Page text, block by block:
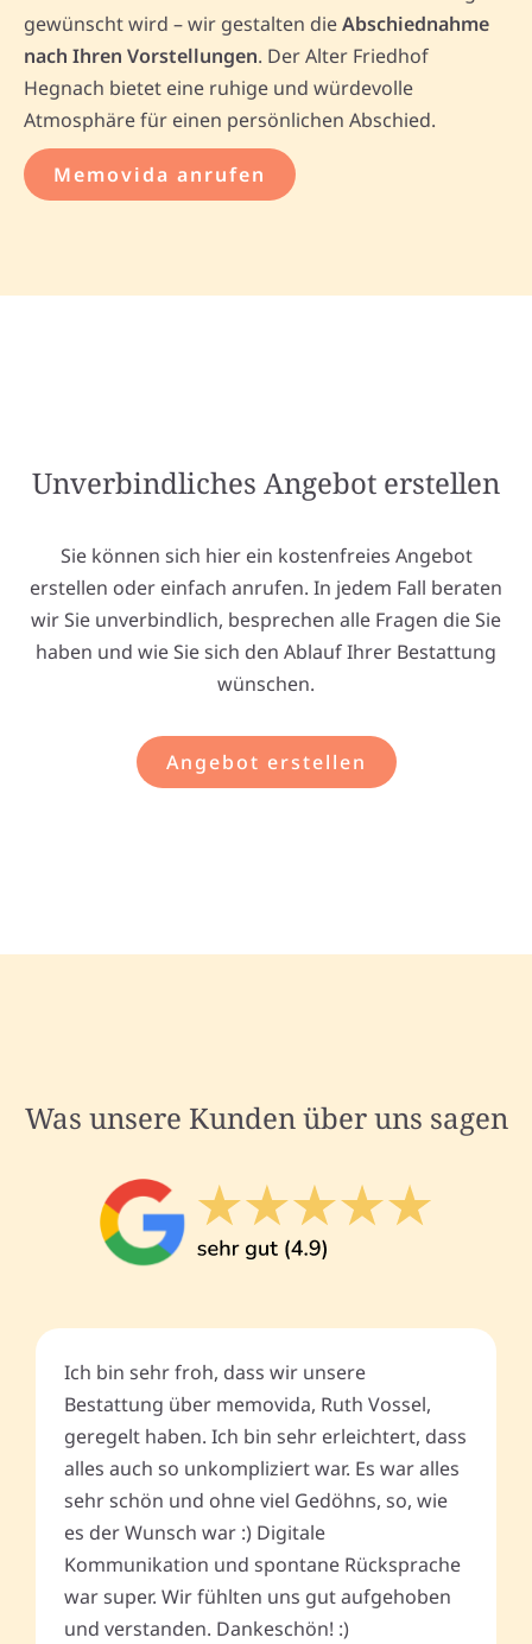
gewünscht wird – wir gestalten dieAbschiednahme
nach Ihren Vorstellungen. Der Alter Friedhof
Hegnach bietet eine ruhige und würdevolle
Atmosphäre für einen persönlichen Abschied.
Memovida anrufen
Unverbindliches Angebot erstellen
Sie können sich hier ein kostenfreies Angebot
erstellen oder einfach anrufen. In jedem Fall beraten
wir Sie unverbindlich, besprechen alle Fragen die Sie
haben und wie Sie sich den Ablauf Ihrer Bestattung
wünschen.
Angebot erstellen
Was unsere Kunden über uns sagen
Ich bin sehr froh, dass wir unsere
Bestattung über memovida, Ruth Vossel,
geregelt haben. Ich bin sehr erleichtert, dass
alles auch so unkompliziert war. Es war alles
sehr schön und ohne viel Gedöhns, so, wie
es der Wunsch war :) Digitale
Kommunikation und spontane Rücksprache
war super. Wir fühlten uns gut aufgehoben
und verstanden. Dankeschön! :)